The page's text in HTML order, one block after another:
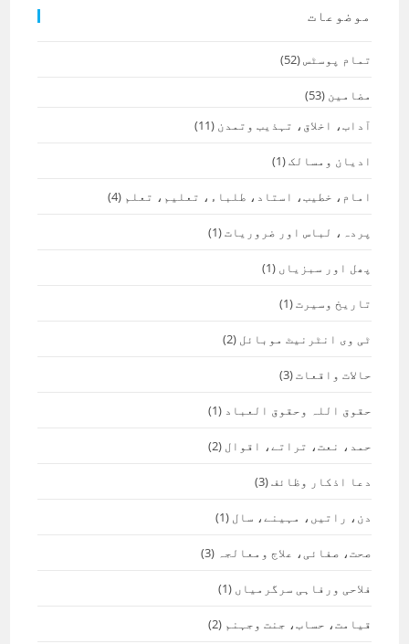
موضوعات
تمام پوسٹس(52)
مضامین (53)
آداب، اخلاق، تہذیب وتمدن (11)
ادیان ومسالک(1)
امام، خطیب، استاد، طلباء، تعلیم، تعلم (4)
پردہ، لباس اور ضروریات(1)
پھل اور سبزیاں (1)
تاریخ وسیرت(1)
ٹی وی انٹرنیٹ موبائل (2)
حالات واقعات(3)
حقوق اللہ وحقوق العباد (1)
حمد، نعت، تراتے، اقوال (2)
دعا اذکار وظائف(3)
دن، راتیں، مہینے، سال (1)
صحت، صفائی، علاج ومعالجہ (3)
فلاحی ورفاہی سرگرمیاں (1)
قیامت، حساب، جنت وجہنم (2)